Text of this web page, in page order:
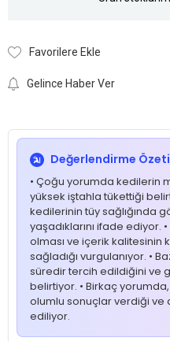
Favorilere Ekle
Gelince Haber Ver
Değerlendirme Özeti
• Çoğu yorumda kedilerin
yüksek iştahla tükettiği
kedilerinin tüy sağlığında
yaşadıklarını ifade ediyor.
olması ve içerik kalitesinin
sağladığı vurgulanıyor. •
süredir tercih edildiğini ve
belirtiyor. • Birkaç
olumlu sonuçlar verdiği ve
ediliyor.